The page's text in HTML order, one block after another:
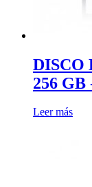
DISCO
256 GB
Leer más